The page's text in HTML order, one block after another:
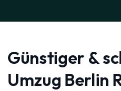
Günstiger &
Umzug Berlin